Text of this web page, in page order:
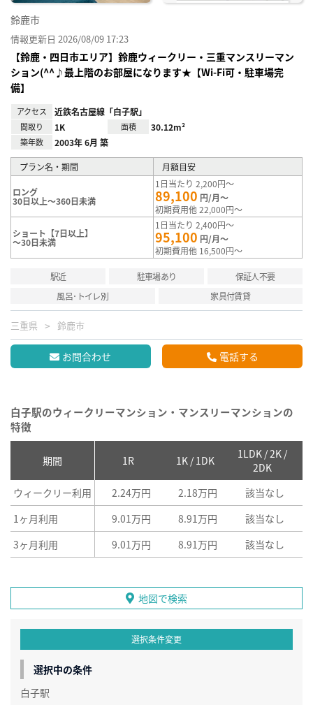
鈴鹿市
情報更新日 2026/08/09 17:23
【鈴鹿・四日市エリア】鈴鹿ウィークリー・三重マンスリーマン
ション(^^♪最上階のお部屋になります★【Wi-Fi可・駐車場完
備】
アクセス 近鉄名古屋線「白子駅」
間取り 1K 面積 30.12m²
築年数 2003年 6月 築
プラン名・期間 月額目安
ロング
30日以上～360日未満
1日当たり 2,200円～
89,100 円/月～
初期費用他 22,000円～
ショート【7日以上】
～30日未満
1日当たり 2,400円～
95,100 円/月～
初期費用他 16,500円～
駅近 駐車場あり
保証人不要
風呂･トイレ別
家具付賃貸
三重県 鈴鹿市
お問合わせ 電話する
白子駅のウィークリーマンション・マンスリーマンションの
特徴
期間 1R 1K / 1DK
1LDK / 2K /
2DK
ウィークリー利用 2.24万円 2.18万円 該当なし
1ヶ月利用
9.01万円 8.91万円 該当なし
3ヶ月利用
9.01万円 8.91万円 該当なし
地図で検索
選択条件変更
選択中の条件
白子駅